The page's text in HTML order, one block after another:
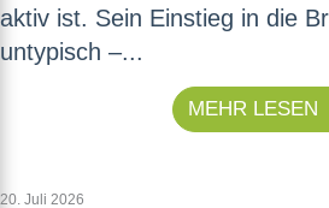
aktiv ist. Sein Einstieg in die
untypisch –...
MEHR LESEN
20. Juli 2026